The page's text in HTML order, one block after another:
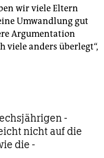
wir viele Eltern
Umwandlung gut
Argumentation
viele anders überlegt“,
nicht auf die
die